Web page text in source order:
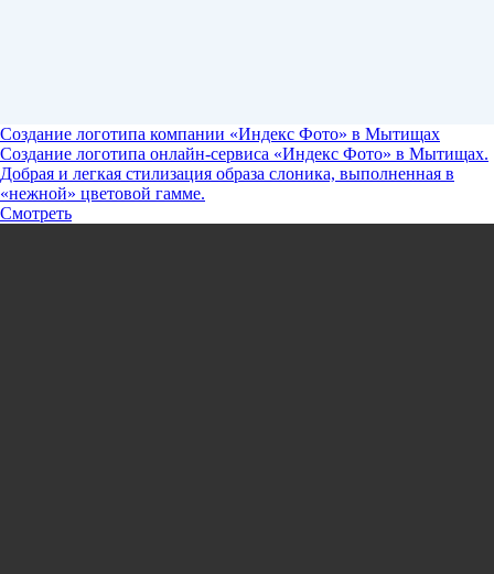
Создание логотипа компании «Индекс Фото» в Мытищах
Создание логотипа онлайн-сервиса «Индекс Фото» в Мытищах.
Добрая и легкая стилизация образа слоника, выполненная в
«нежной» цветовой гамме.
Смотреть